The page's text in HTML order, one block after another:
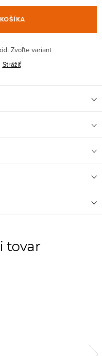
Zvoľte variant
Strážiť
tovar